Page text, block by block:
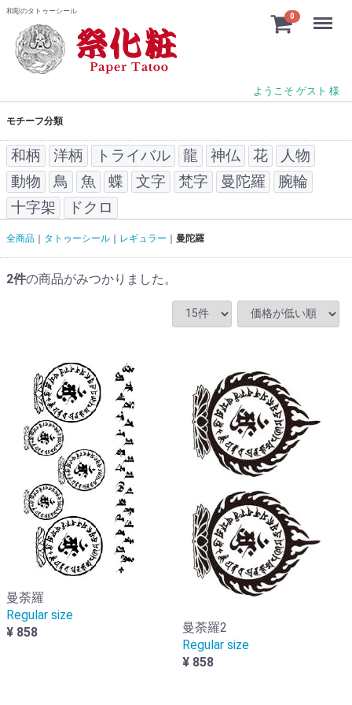
和彫のタトゥーシール
0
ようこそ ゲスト 様
Menu
モチーフ分類
和柄 洋柄 トライバル 龍 神仏 花
人物
動物
鳥 魚 蝶 文字 梵字 曼陀羅
腕輪
十字架
ドクロ
全商品 タトゥーシール レギュラー 曼陀羅
2件の商品がみつかりました。
曼荼羅
Regular size
¥ 858
曼荼羅2
Regular size
¥ 858